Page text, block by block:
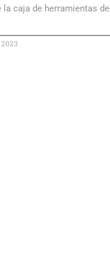
la caja de herramientas del